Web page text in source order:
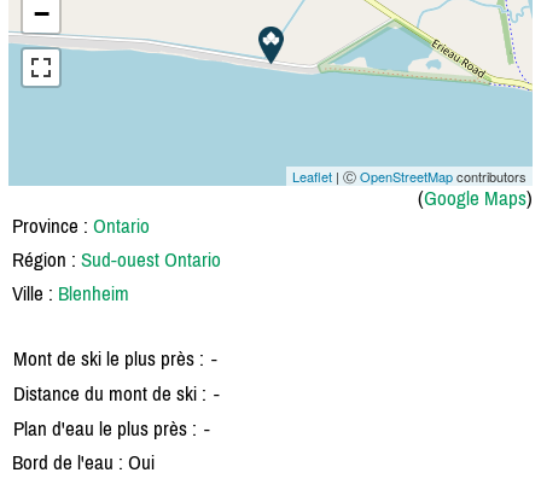
−
Leaflet | ⒸOpenStreetMapcontributors
(Google Maps)
Province : Ontario
Région : Sud-ouest Ontario
Ville : Blenheim
Mont de ski le plus près : -
Distance du mont de ski : -
Plan d'eau le plus près : -
Bord de l'eau : Oui